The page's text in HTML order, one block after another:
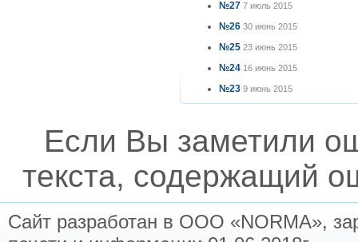
№27 7 июль 2015
№26 30 июнь 2015
№25 23 июнь 2015
№24 16 июнь 2015
№23 9 июнь 2015
Если Вы заметили
текста, содержащий
Сайт разработан в ООО «NORMA»,